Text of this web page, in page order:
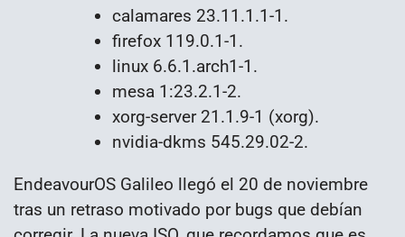
calamares 23.11.1.1-1.
firefox 119.0.1-1.
linux 6.6.1.arch1-1.
mesa 1:23.2.1-2.
xorg-server 21.1.9-1 (xorg).
nvidia-dkms 545.29.02-2.
EndeavourOS Galileo llegó el 20 de noviembre
tras un retraso motivado por bugs que debían